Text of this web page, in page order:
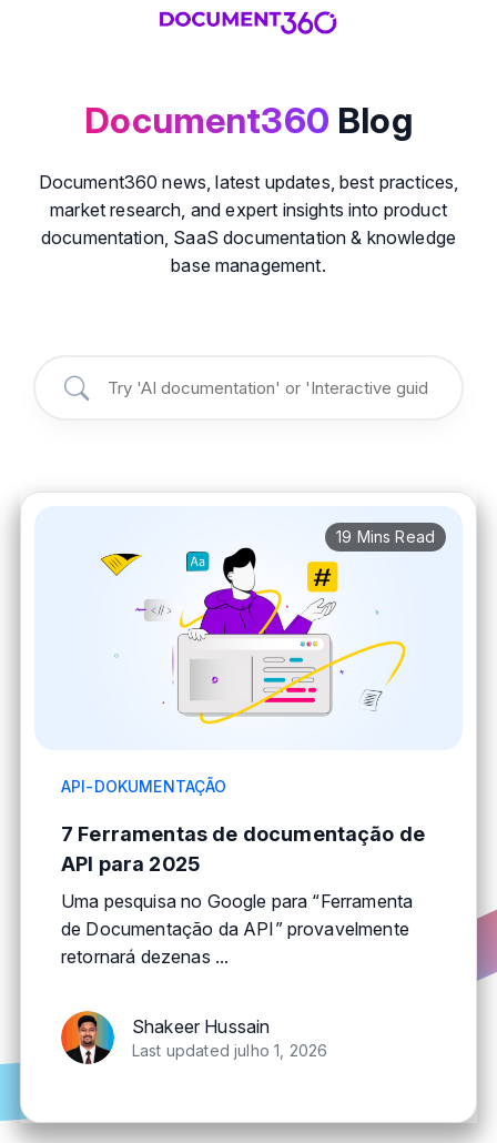
Document360 Blog
Document360 news, latest updates, best practices,
market research, and expert insights into product
documentation, SaaS documentation & knowledge
base management.
19 Mins Read
API-DOKUMENTAÇÃO
7 Ferramentas de documentação de
API para 2025
Uma pesquisa no Google para “Ferramenta
de Documentação da API” provavelmente
retornará dezenas ...
Shakeer Hussain
Last updated julho 1, 2026